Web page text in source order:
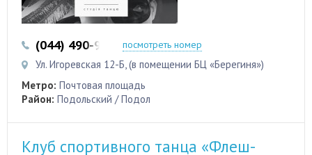
(044) 490-90-99посмотреть номер
Ул. Игоревская 12-Б, (в помещении БЦ «Берегиня»)
Метро: Почтовая площадь
Район: Подольский / Подол
Клуб спортивного танца «Флеш-